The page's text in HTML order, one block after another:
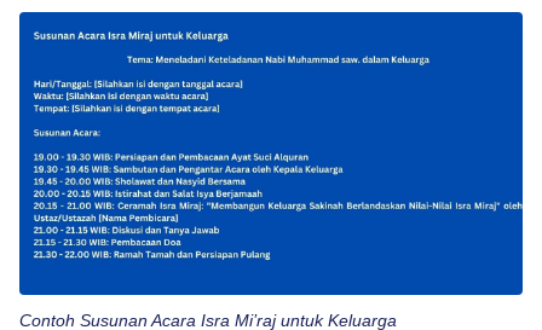
Contoh Susunan Acara Isra Mi’raj untuk Keluarga